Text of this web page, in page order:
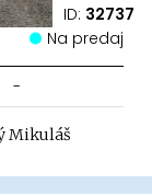
ID: 32737
Na predaj
-
Mikuláš